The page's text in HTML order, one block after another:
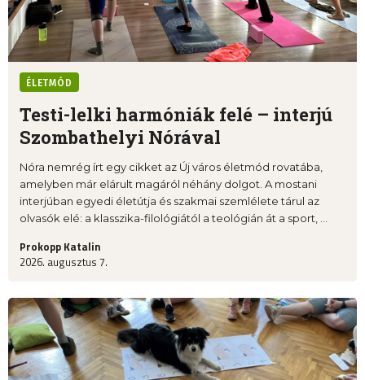
ÉLETMÓD
Testi-lelki harmóniák felé – interjú
Szombathelyi Nórával
Nóra nemrég írt egy cikket az Új város életmód rovatába,
amelyben már elárult magáról néhány dolgot. A mostani
interjúban egyedi életútja és szakmai szemlélete tárul az
olvasók elé: a klasszika-filológiától a teológián át a sport, ...
Prokopp Katalin
2026. augusztus 7.